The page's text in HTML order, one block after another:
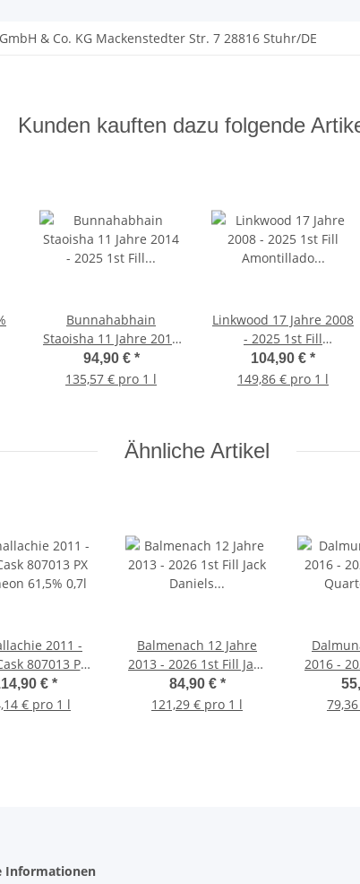
& Co. KG Mackenstedter Str. 7 28816 Stuhr/DE
Kunden kauften dazu folgende
Bunnahabhain
Staoisha 11 Jahre 2014
- 2025 1st Fill Bourbon
Barrel #10390 Best
94,90 € *
135,57 € pro 1 l
Linkwood 17 Jahre 2008
- 2025 1st Fill
Amontillado Hogshead
#306428 Best Dram
104,90 € *
149,86 € pro 1 l
Ähnliche Artikel
2011 -
807013 PX
61,5% 0,7l
€ *
€ pro 1 l
Balmenach 12 Jahre
2013 - 2026 1st Fill Jack
Daniels Tennessee
Whiskey Barrel #1809
84,90 € *
121,29 € pro 1 l
2016 -
Quarter
Dram
Informationen